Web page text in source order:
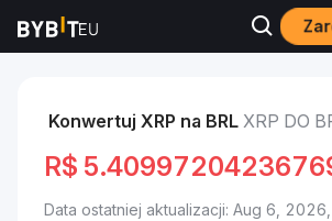
Rynki Cena XRP XRP XRP to BRL
Konwertuj XRP na BRL XRP DO
R$
Data ostatniej aktualizacji: Aug 6,